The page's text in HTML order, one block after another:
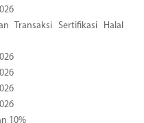
Transaksi Sertifikasi Halal
10%